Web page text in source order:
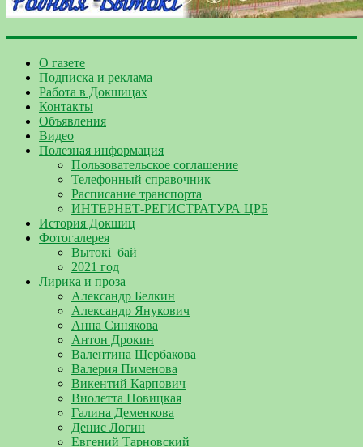
О газете
Подписка и реклама
Работа в Докшицах
Контакты
Объявления
Видео
Полезная информация
Пользовательское соглашение
Телефонный справочник
Расписание транспорта
ИНТЕРНЕТ-РЕГИСТРАТУРА ЦРБ
История Докшиц
Фотогалерея
Вытокі_бай
2021 год
Лирика и проза
Александр Белкин
Александр Янукович
Анна Синякова
Антон Дрокин
Валентина Щербакова
Валерия Пименова
Викентий Карпович
Виолетта Новицкая
Галина Деменкова
Денис Логин
Евгений Тарновский